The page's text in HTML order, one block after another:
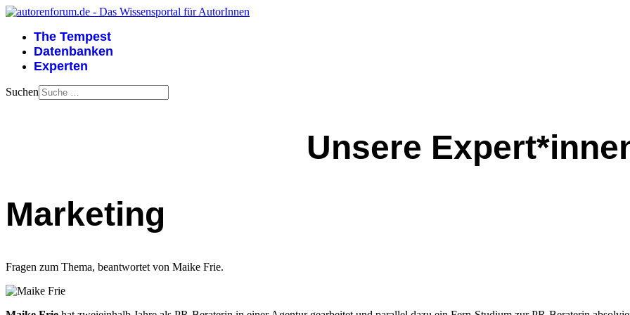
The Tempest
Datenbanken
Experten
Suchen
Unsere
Marketing
Fragen zum Thema, beantwortet von Maike Frie.